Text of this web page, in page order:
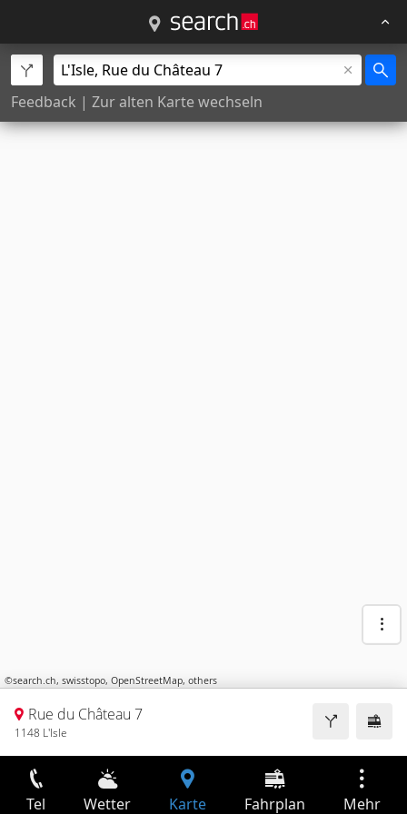
Feedback | Zur alten Karte wechseln
©search.ch, swisstopo, OpenStreetMap, others
Rue du Château 7
1148 L'Isle
Tel Wetter Karte Fahrplan Mehr